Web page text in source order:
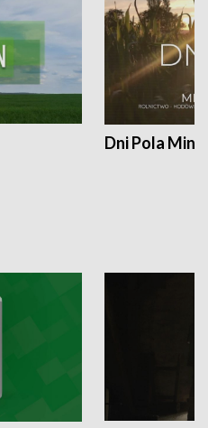
Dni Pola